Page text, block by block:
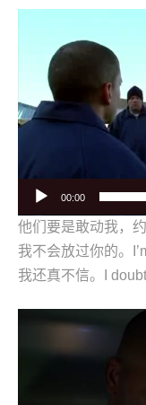
器
00:00
他们要是敢动我，
我不会放过你的。
我还真不信。I